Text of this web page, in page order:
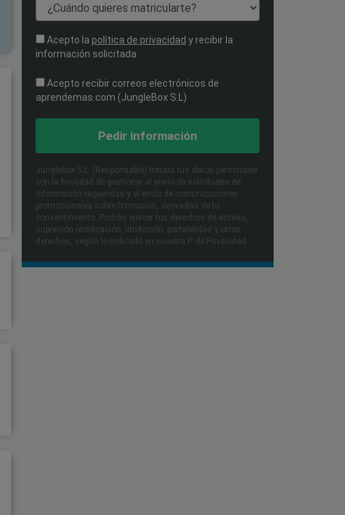
¿Cuándo quieres matricularte?
Acepto la política de privacidad y recibir la
información solicitada
Acepto recibir correos electrónicos de
aprendemas.com (JungleBox S.L)
Pedir información
Junglebox S.L. (Responsable) tratará tus datos personales
con la finalidad de gestionar el envío de solicitudes de
información requeridas y el envío de comunicaciones
promocionales sobre formación, derivadas de tu
consentimiento. Podrás ejercer tus derechos de acceso,
supresión rectificación, limitación, portabilidad y otros
derechos, según lo indicado en nuestra P. de Privacidad​